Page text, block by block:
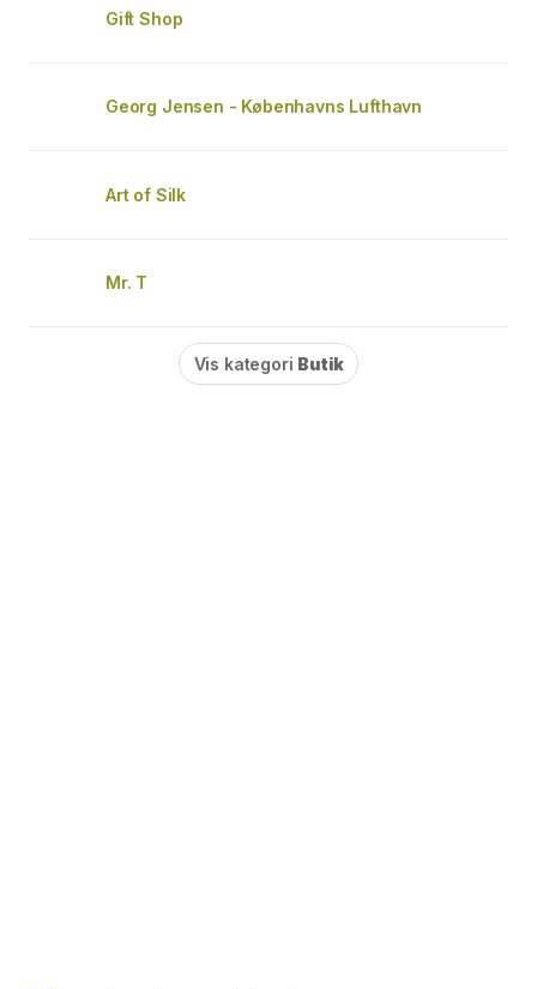
Gift Shop
Georg Jensen - Københavns Lufthavn
Art of Silk
Mr. T
Vis kategori Butik